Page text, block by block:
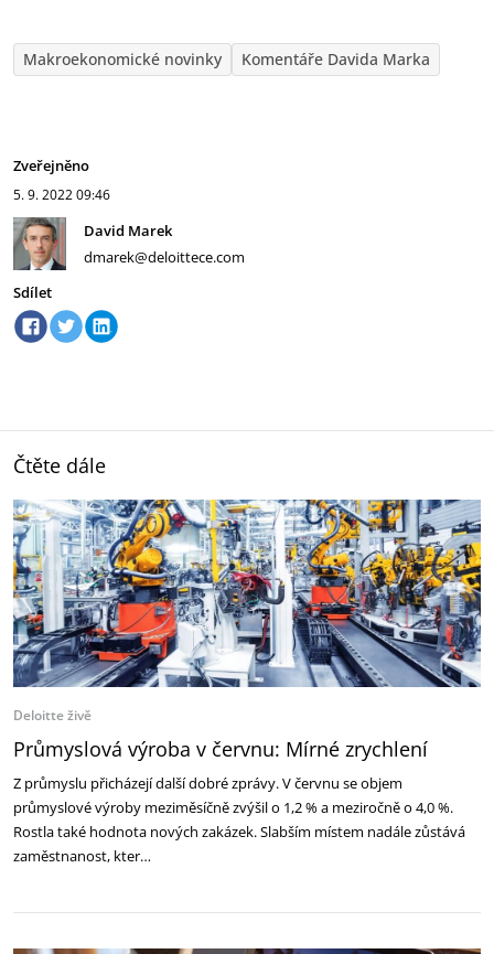
Makroekonomické novinky Komentáře Davida Marka
Zveřejněno
5. 9. 202209:46
David Marek
dmarek@deloittece.com
Sdílet
Čtěte dále
Deloitte živě
Průmyslová výroba v červnu: Mírné zrychlení
Z průmyslu přicházejí další dobré zprávy. V červnu se objem
průmyslové výroby meziměsíčně zvýšil o 1,2 % a meziročně o 4,0 %.
Rostla také hodnota nových zakázek. Slabším místem nadále zůstává
zaměstnanost, kter…